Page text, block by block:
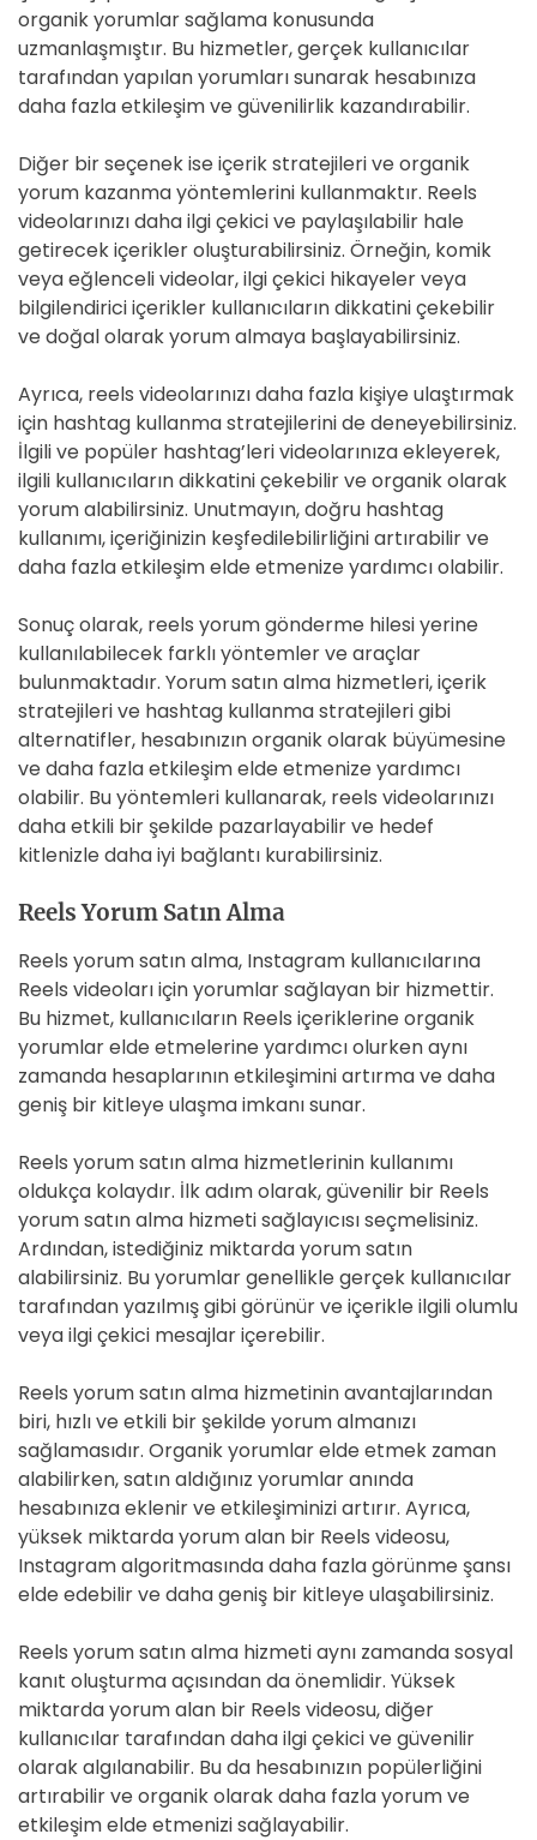
organik yorumlar sağlama konusunda
uzmanlaşmıştır. Bu hizmetler, gerçek kullanıcılar
tarafından yapılan yorumları sunarak hesabınıza
daha fazla etkileşim ve güvenilirlik kazandırabilir.
Diğer bir seçenek ise içerik stratejileri ve organik
yorum kazanma yöntemlerini kullanmaktır. Reels
videolarınızı daha ilgi çekici ve paylaşılabilir hale
getirecek içerikler oluşturabilirsiniz. Örneğin, komik
veya eğlenceli videolar, ilgi çekici hikayeler veya
bilgilendirici içerikler kullanıcıların dikkatini çekebilir
ve doğal olarak yorum almaya başlayabilirsiniz.
Ayrıca, reels videolarınızı daha fazla kişiye ulaştırmak
için hashtag kullanma stratejilerini de deneyebilirsiniz.
İlgili ve popüler hashtag’leri videolarınıza ekleyerek,
ilgili kullanıcıların dikkatini çekebilir ve organik olarak
yorum alabilirsiniz. Unutmayın, doğru hashtag
kullanımı, içeriğinizin keşfedilebilirliğini artırabilir ve
daha fazla etkileşim elde etmenize yardımcı olabilir.
Sonuç olarak, reels yorum gönderme hilesi yerine
kullanılabilecek farklı yöntemler ve araçlar
bulunmaktadır. Yorum satın alma hizmetleri, içerik
stratejileri ve hashtag kullanma stratejileri gibi
alternatifler, hesabınızın organik olarak büyümesine
ve daha fazla etkileşim elde etmenize yardımcı
olabilir. Bu yöntemleri kullanarak, reels videolarınızı
daha etkili bir şekilde pazarlayabilir ve hedef
kitlenizle daha iyi bağlantı kurabilirsiniz.
Reels Yorum Satın Alma
Reels yorum satın alma, Instagram kullanıcılarına
Reels videoları için yorumlar sağlayan bir hizmettir.
Bu hizmet, kullanıcıların Reels içeriklerine organik
yorumlar elde etmelerine yardımcı olurken aynı
zamanda hesaplarının etkileşimini artırma ve daha
geniş bir kitleye ulaşma imkanı sunar.
Reels yorum satın alma hizmetlerinin kullanımı
oldukça kolaydır. İlk adım olarak, güvenilir bir Reels
yorum satın alma hizmeti sağlayıcısı seçmelisiniz.
Ardından, istediğiniz miktarda yorum satın
alabilirsiniz. Bu yorumlar genellikle gerçek kullanıcılar
tarafından yazılmış gibi görünür ve içerikle ilgili olumlu
veya ilgi çekici mesajlar içerebilir.
Reels yorum satın alma hizmetinin avantajlarından
biri, hızlı ve etkili bir şekilde yorum almanızı
sağlamasıdır. Organik yorumlar elde etmek zaman
alabilirken, satın aldığınız yorumlar anında
hesabınıza eklenir ve etkileşiminizi artırır. Ayrıca,
yüksek miktarda yorum alan bir Reels videosu,
Instagram algoritmasında daha fazla görünme şansı
elde edebilir ve daha geniş bir kitleye ulaşabilirsiniz.
Reels yorum satın alma hizmeti aynı zamanda sosyal
kanıt oluşturma açısından da önemlidir. Yüksek
miktarda yorum alan bir Reels videosu, diğer
kullanıcılar tarafından daha ilgi çekici ve güvenilir
olarak algılanabilir. Bu da hesabınızın popülerliğini
artırabilir ve organik olarak daha fazla yorum ve
etkileşim elde etmenizi sağlayabilir.